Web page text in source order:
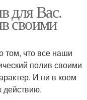
для Вас.
своими
том, что все наши
полив своими
И ни в коем
действию.